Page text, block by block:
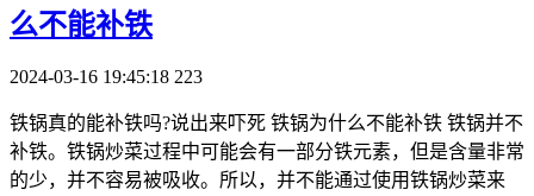
么不能补铁
2024-03-16 19:45:18 223
铁锅真的能补铁吗?说出来吓死 铁锅为什么不能补铁 铁锅并不
补铁。铁锅炒菜过程中可能会有一部分铁元素，但是含量非常
的少，并不容易被吸收。所以，并不能通过使用铁锅炒菜来